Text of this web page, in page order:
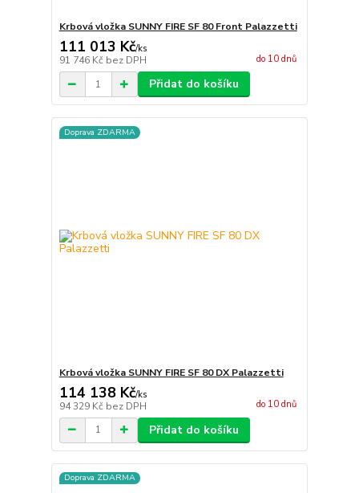
Krbová vložka SUNNY FIRE SF 80 Front Palazzetti
111 013 Kč/ks
91 746 Kč bez DPH do 10 dnů
Přidat do košíku
Doprava ZDARMA
Krbová vložka SUNNY FIRE SF 80 DX Palazzetti
114 138 Kč/ks
94 329 Kč bez DPH do 10 dnů
Přidat do košíku
Doprava ZDARMA